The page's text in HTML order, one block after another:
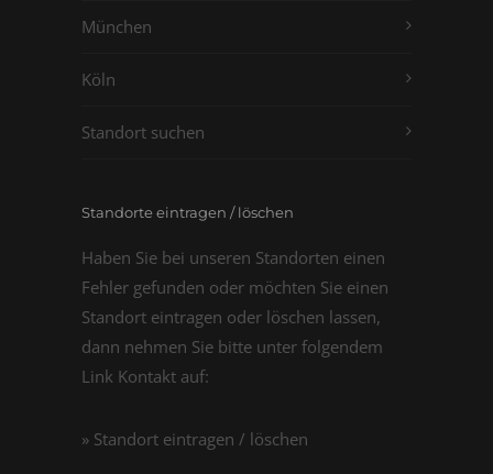
München
Köln
Standort suchen
Standorte eintragen / löschen
Haben Sie bei unseren Standorten einen
Fehler gefunden oder möchten Sie einen
Standort eintragen oder löschen lassen,
dann nehmen Sie bitte unter folgendem
Link Kontakt auf:
» Standort eintragen / löschen